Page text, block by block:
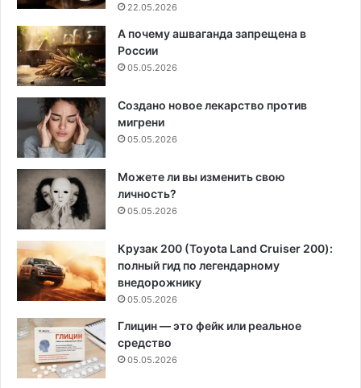
22.05.2026
А почему ашваганда запрещена в
России
05.05.2026
Создано новое лекарство против
мигрени
05.05.2026
Можете ли вы изменить свою
личность?
05.05.2026
Крузак 200 (Toyota Land Cruiser 200):
полный гид по легендарному
внедорожнику
05.05.2026
Глицин — это фейк или реальное
средство
05.05.2026